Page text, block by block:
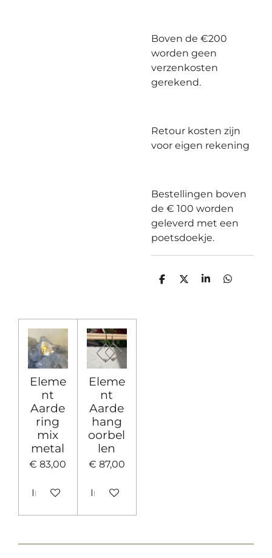
Boven de €200
worden geen
verzenkosten
gerekend.
Retour kosten zijn
voor eigen rekening
Bestellingen boven
de € 100 worden
geleverd met een
poetsdoekje.
D
D
S
D
Eleme
nt
Aarde
ring
mix
metal
€ 83,00
In winkelwagen
Eleme
nt
Aarde
hang
oorbel
len
€ 87,00
In winkelwagen